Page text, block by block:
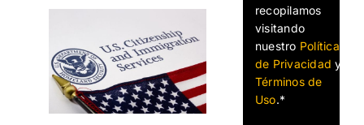
recopilamos
visitando
nuestro Política
de Privacidad y
Términos de
Uso.*